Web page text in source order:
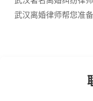
武汉离婚律师帮您准